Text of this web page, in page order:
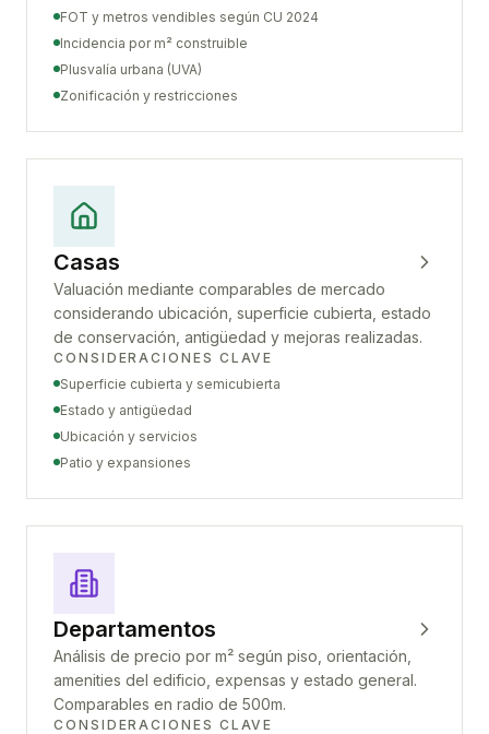
FOT y metros vendibles según CU 2024
Incidencia por m² construible
Plusvalía urbana (UVA)
Zonificación y restricciones
Casas
Valuación mediante comparables de mercado
considerando ubicación, superficie cubierta, estado
de conservación, antigüedad y mejoras realizadas.
CONSIDERACIONES CLAVE
Superficie cubierta y semicubierta
Estado y antigüedad
Ubicación y servicios
Patio y expansiones
Departamentos
Análisis de precio por m² según piso, orientación,
amenities del edificio, expensas y estado general.
Comparables en radio de 500m.
CONSIDERACIONES CLAVE